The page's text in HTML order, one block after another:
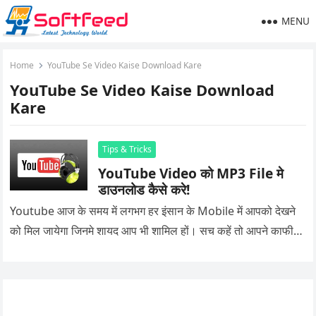
MENU
Home YouTube Se Video Kaise Download Kare
YouTube Se Video Kaise Download
Kare
Tips & Tricks
YouTube Video को MP3 File मे
डाउनलोड कैसे करे!
Youtube आज के समय में लगभग हर इंसान के Mobile में आपको देखने
को मिल जायेगा जिनमे शायद आप भी शामिल हों। सच कहें तो आपने काफी…